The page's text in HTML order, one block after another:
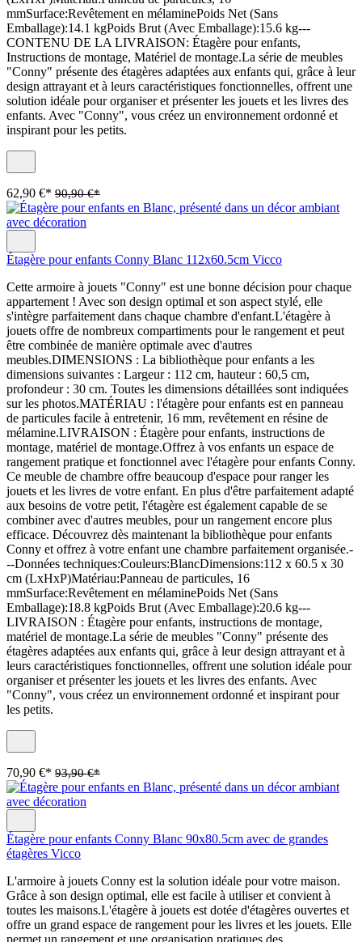
mmSurface:Revêtement en mélaminePoids Net (Sans
Emballage):14.1 kgPoids Brut (Avec Emballage):15.6 kg---
CONTENU DE LA LIVRAISON: Étagère pour enfants,
Instructions de montage, Matériel de montage.La série de meubles
"Conny" présente des étagères adaptées aux enfants qui, grâce à leur
design attrayant et à leurs caractéristiques fonctionnelles, offrent une
solution idéale pour organiser et présenter les jouets et les livres des
enfants. Avec "Conny", vous créez un environnement ordonné et
inspirant pour les petits.
62,90 €* 90,90 €*
Étagère pour enfants Conny Blanc 112x60.5cm Vicco
Cette armoire à jouets "Conny" est une bonne décision pour chaque
appartement ! Avec son design optimal et son aspect stylé, elle
s'intègre parfaitement dans chaque chambre d'enfant.L'étagère à
jouets offre de nombreux compartiments pour le rangement et peut
être combinée de manière optimale avec d'autres
meubles.DIMENSIONS : La bibliothèque pour enfants a les
dimensions suivantes : Largeur : 112 cm, hauteur : 60,5 cm,
profondeur : 30 cm. Toutes les dimensions détaillées sont indiquées
sur les photos.MATÉRIAU : l'étagère pour enfants est en panneau
de particules facile à entretenir, 16 mm, revêtement en résine de
mélamine.LIVRAISON : Étagère pour enfants, instructions de
montage, matériel de montage.Offrez à vos enfants un espace de
rangement pratique et fonctionnel avec l'étagère pour enfants Conny.
Ce meuble de chambre offre beaucoup d'espace pour ranger les
jouets et les livres de votre enfant. En plus d'être parfaitement adapté
aux besoins de votre petit, l'étagère est également capable de se
combiner avec d'autres meubles, pour un rangement encore plus
efficace. Découvrez dès maintenant la bibliothèque pour enfants
Conny et offrez à votre enfant une chambre parfaitement organisée.-
--Données techniques:Couleurs:BlancDimensions:112 x 60.5 x 30
cm (LxHxP)Matériau:Panneau de particules, 16
mmSurface:Revêtement en mélaminePoids Net (Sans
Emballage):18.8 kgPoids Brut (Avec Emballage):20.6 kg---
LIVRAISON : Étagère pour enfants, instructions de montage,
matériel de montage.La série de meubles "Conny" présente des
étagères adaptées aux enfants qui, grâce à leur design attrayant et à
leurs caractéristiques fonctionnelles, offrent une solution idéale pour
organiser et présenter les jouets et les livres des enfants. Avec
"Conny", vous créez un environnement ordonné et inspirant pour
les petits.
70,90 €* 93,90 €*
Étagère pour enfants Conny Blanc 90x80.5cm avec de grandes
étagères Vicco
L'armoire à jouets Conny est la solution idéale pour votre maison.
Grâce à son design optimal, elle est facile à utiliser et convient à
toutes les maisons.L'étagère à jouets est dotée d'étagères ouvertes et
offre un grand espace de rangement pour les livres et les jouets. Elle
permet un rangement et une organisation pratiques des